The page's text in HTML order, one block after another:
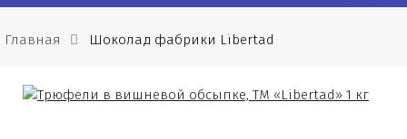
Главная Шоколад фабрики Libertad